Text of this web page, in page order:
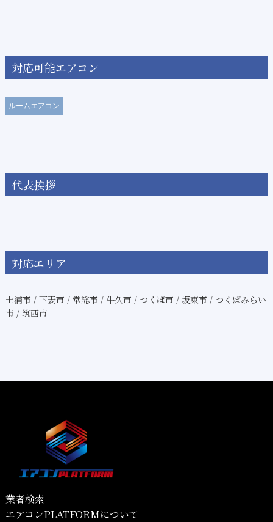
対応可能エアコン
ルームエアコン
代表挨拶
対応エリア
土浦市 / 下妻市 / 常総市 / 牛久市 / つくば市 / 坂東市 / つくばみらい
市 / 筑西市
業者検索
エアコンPLATFORMについて